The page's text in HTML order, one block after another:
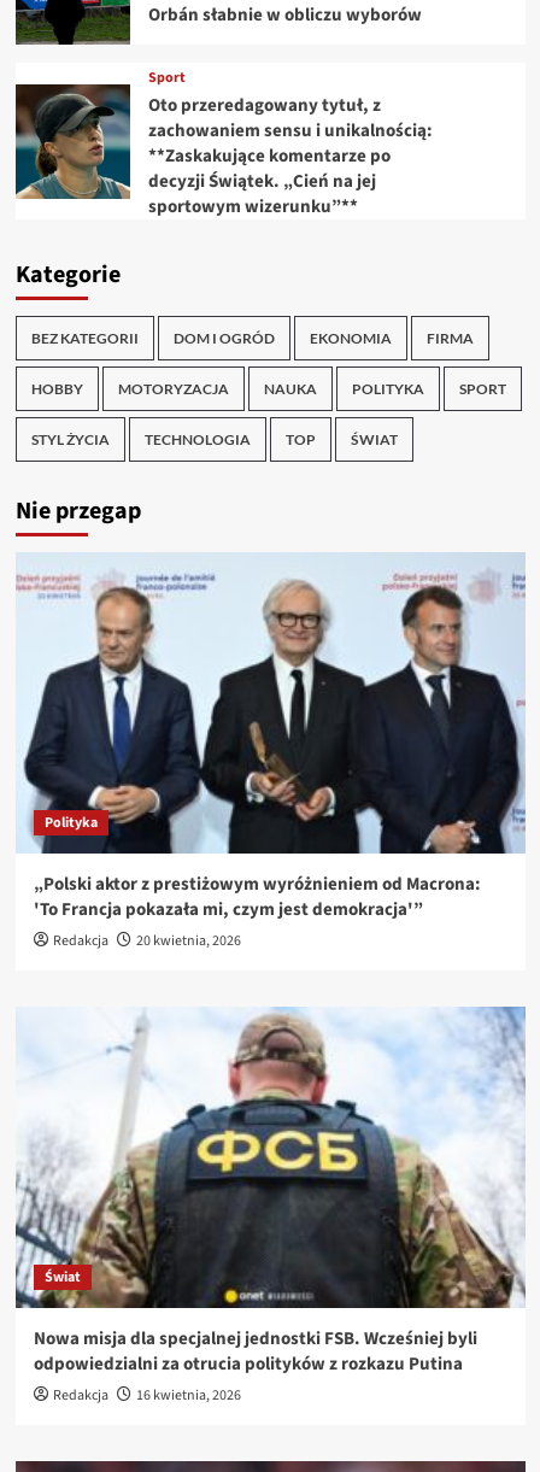
Orbán słabnie w obliczu wyborów
Sport
Oto przeredagowany tytuł, z
zachowaniem sensu i unikalnością:
**Zaskakujące komentarze po
decyzji Świątek. „Cień na jej
sportowym wizerunku”**
Kategorie
BEZ KATEGORII DOM I OGRÓD EKONOMIA FIRMA
HOBBY MOTORYZACJA NAUKA POLITYKA SPORT
STYL ŻYCIA TECHNOLOGIA TOP ŚWIAT
Nie przegap
Polityka
„Polski aktor z prestiżowym wyróżnieniem od Macrona:
'To Francja pokazała mi, czym jest demokracja'”
Redakcja 20 kwietnia, 2026
Świat
Nowa misja dla specjalnej jednostki FSB. Wcześniej byli
odpowiedzialni za otrucia polityków z rozkazu Putina
Redakcja 16 kwietnia, 2026